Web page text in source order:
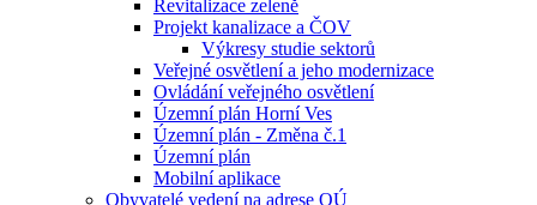
Revitalizace zeleně
Projekt kanalizace a ČOV
Výkresy studie sektorů
Veřejné osvětlení a jeho modernizace
Ovládání veřejného osvětlení
Územní plán Horní Ves
Územní plán - Změna č.1
Územní plán
Mobilní aplikace
Obyvatelé vedení na adrese OÚ